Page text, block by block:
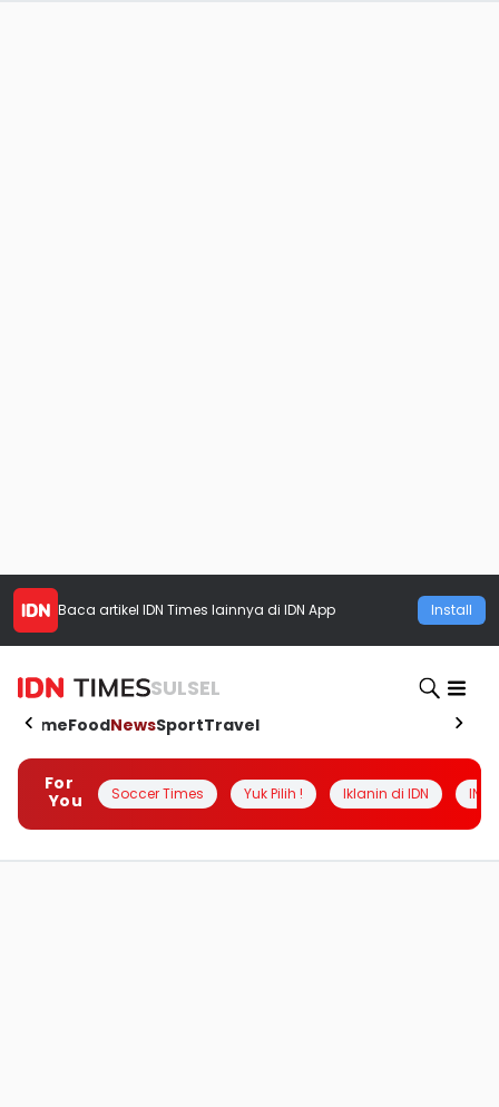
Baca artikel IDN Times lainnya di IDN App Install
SULSEL
HomeFoodNewsSportTravel
For
You
Soccer Times Yuk Pilih ! Iklanin di IDN